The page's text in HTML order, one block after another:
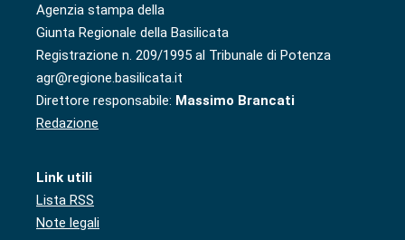
Agenzia stampa della
Giunta Regionale della Basilicata
Registrazione n. 209/1995 al Tribunale di Potenza
agr@regione.basilicata.it
Direttore responsabile: Massimo Brancati
Redazione
Link utili
Lista RSS
Note legali